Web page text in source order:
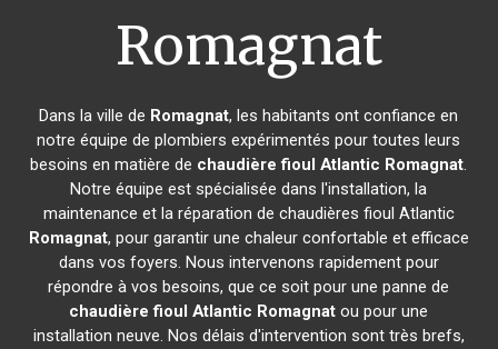
Romagnat
Dans la ville de Romagnat, les habitants ont confiance en
notre équipe de plombiers expérimentés pour toutes leurs
besoins en matière de chaudière fioul Atlantic Romagnat.
Notre équipe est spécialisée dans l'installation, la
maintenance et la réparation de chaudières fioul Atlantic
Romagnat, pour garantir une chaleur confortable et efficace
dans vos foyers. Nous intervenons rapidement pour
répondre à vos besoins, que ce soit pour une panne de
chaudière fioul Atlantic Romagnat ou pour une
installation neuve. Nos délais d'intervention sont très brefs,